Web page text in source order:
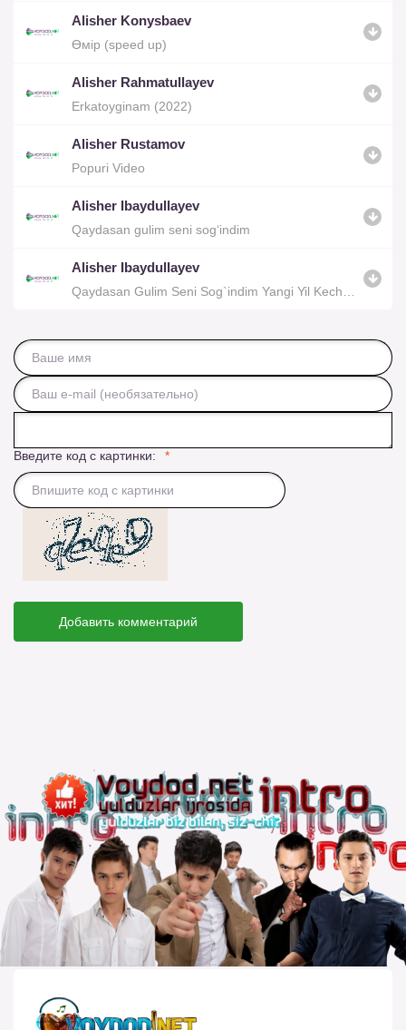
Alisher Konysbaev
Өмір (speed up)
Alisher Rahmatullayev
Erkatoyginam (2022)
Alisher Rustamov
Popuri Video
Alisher Ibaydullayev
Qaydasan gulim seni sog‘indim
Alisher Ibaydullayev
Введите код с картинки:
Добавить комментарий